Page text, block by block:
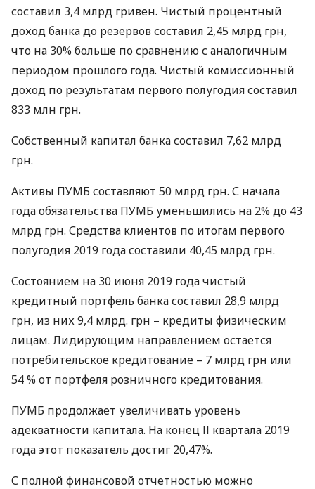
составил 3,4 млрд гривен. Чистый процентный
доход банка до резервов составил 2,45 млрд грн,
что на 30% больше по сравнению с аналогичным
периодом прошлого года. Чистый комиссионный
доход по результатам первого полугодия составил
833 млн грн.
Собственный капитал банка составил 7,62 млрд
грн.
Активы ПУМБсоставляют 50 млрд грн. С начала
года обязательства ПУМБ уменьшились на 2% до 43
млрд грн. Средства клиентов по итогам первого
полугодия 2019 года составили 40,45 млрд грн.
Состоянием на 30 июня 2019 года чистый
кредитный портфель банка составил 28,9 млрд
грн, из них 9,4 млрд. грн – кредиты физическим
лицам. Лидирующим направлением остается
потребительское кредитование – 7 млрд грн или
54 % от портфеля розничного кредитования.
ПУМБ продолжает увеличивать уровень
адекватности капитала. На конец ІІ квартала 2019
года этот показатель достиг 20,47%.
С полной финансовой отчетностью можно